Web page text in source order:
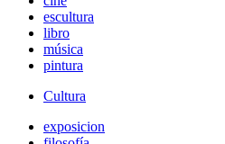
escultura
libro
música
pintura
Cultura
exposicion